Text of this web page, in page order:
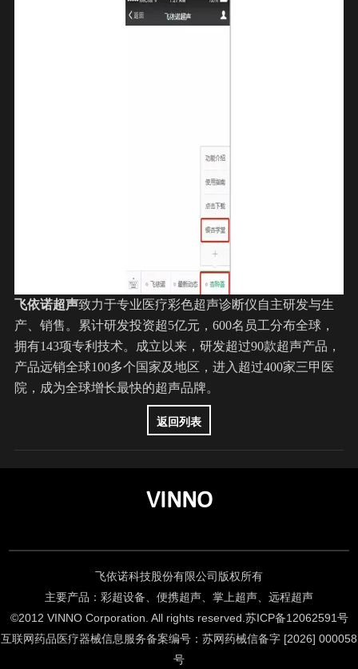
飞依诺超声致力于专业医疗彩色超声诊断仪自主研发与生
产、销售。累计研发投资超5亿元，600名员工分布全球，
拥有143项专利技术。成立以来，研发超过90款超声产品，
产品远销全球100多个国家及地区，进入超过400家三甲医
院，成为全球增长最快的超声品牌。
返回列表
VINNO
飞依诺科技股份有限公司版权所有
主要产品：彩超设备、便携超声、掌上超声、远程超声
©2012 VINNO Corporation. All rights reserved. 苏ICP备12062591号
互联网药品医疗器械信息服务备案编号：苏网药械信备字 [2026] 000058
号